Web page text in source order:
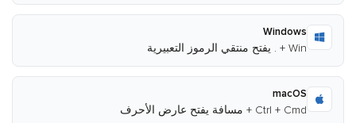
Windows
Win + . يفتح منتقي الرموز التعبيرية
macOS
Ctrl + Cmd + مسافة يفتح عارض الأحرف